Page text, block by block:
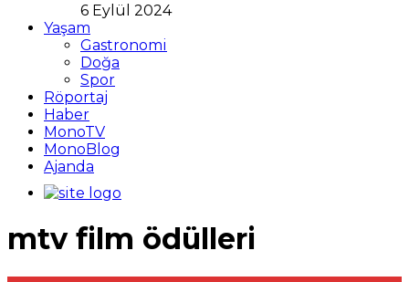
6 Eylül 2024
Yaşam
Gastronomi
Doğa
Spor
Röportaj
Haber
MonoTV
MonoBlog
Ajanda
mtv film ödülleri